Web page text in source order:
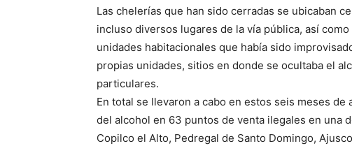
Las chelerías que han sido cerradas se ubicaban
incluso diversos lugares de la vía pública, así
unidades habitacionales que había sido
propias unidades, sitios en donde se ocultaba el
particulares.
En total se llevaron a cabo en estos seis meses
del alcohol en 63 puntos de venta ilegales en una
Copilco el Alto, Pedregal de Santo Domingo,